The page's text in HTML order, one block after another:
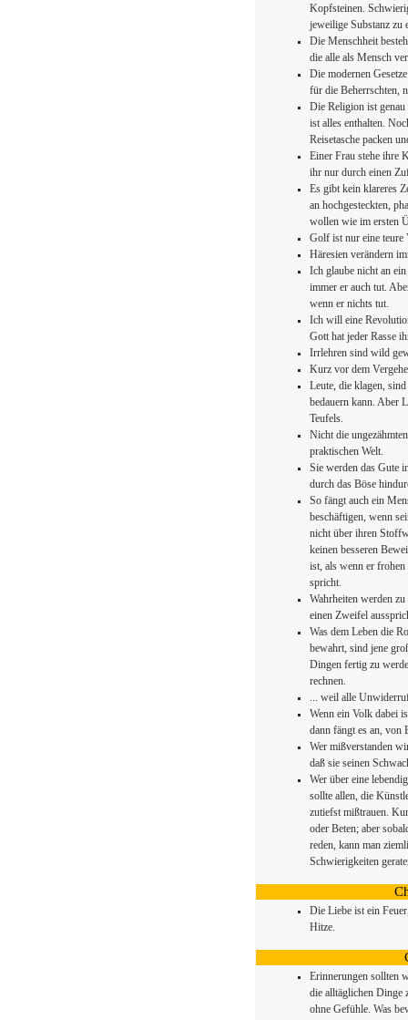
Kopfsteinen.
jeweilige Substanz zu
Die Menschheit
die alle als Mensch
Die modernen
für die Beherrschten,
Die Religion ist genau
ist alles enthalten.
Reisetasche packen
Einer Frau stehe ihre
ihr nur durch einen
Es gibt kein klareres
an hochgesteckten,
wollen wie im ersten
Golf ist nur eine teure
Häresien verändern
Ich glaube nicht an
immer er auch tut.
wenn er nichts tut.
Ich will eine
Gott hat jeder Rasse
Irrlehren sind wild
Kurz vor dem
Leute, die klagen,
bedauern kann. Aber
Teufels.
Nicht die
praktischen Welt.
Sie werden das Gute
durch das Böse
So fängt auch ein
beschäftigen, wenn
nicht über ihren
keinen besseren
ist, als wenn er frohen
spricht.
Wahrheiten werden
einen Zweifel
Was dem Leben die
bewahrt, sind jene
Dingen fertig zu
rechnen.
... weil alle
Wenn ein Volk dabei
dann fängt es an, von
Wer mißverstanden
daß sie seinen
Wer über eine
sollte allen, die
zutiefst mißtrauen.
oder Beten; aber
reden, kann man
Schwierigkeiten
Die Liebe ist ein
Hitze.
Erinnerungen sollten
die alltäglichen Dinge
ohne Gefühle. Was